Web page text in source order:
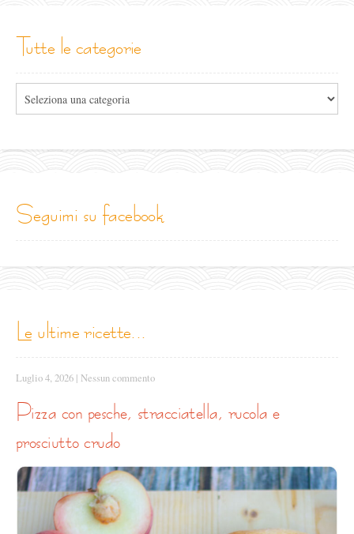
tutte le categorie
seguimi su facebook
le ultime ricette...
Luglio 4, 2026 | Nessun commento
pizza con pesche, stracciatella, rucola e
prosciutto crudo